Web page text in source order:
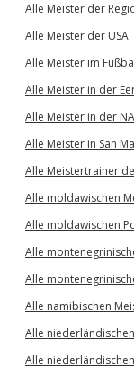
Alle Meister der
Alle Meister der USA
Alle Meister im
Alle Meister in der
Alle Meister in der
Alle Meister in San
Alle Meistertrainer
Alle moldawischen
Alle moldawischen
Alle
Alle
Alle namibischen
Alle
Alle